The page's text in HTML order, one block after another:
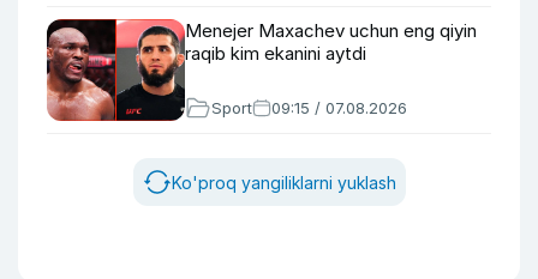
Menejer Maxachev uchun eng qiyin
raqib kim ekanini aytdi
Sport 09:15 / 07.08.2026
Ko'proq yangiliklarni yuklash